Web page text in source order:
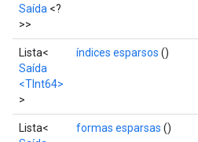
Saída <?
>>
Lista<
Saída
<TInt64>
>
índices esparsos ()
Lista<
formas esparsas ()